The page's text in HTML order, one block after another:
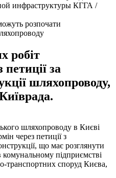
инфраструктуры КГГА /
розпочати
робіт
петиції за
шляхопроводу,
шляхопроводу в Києві
через петиції з
що має розглянути
підприємстві
транспортних споруд Києва,